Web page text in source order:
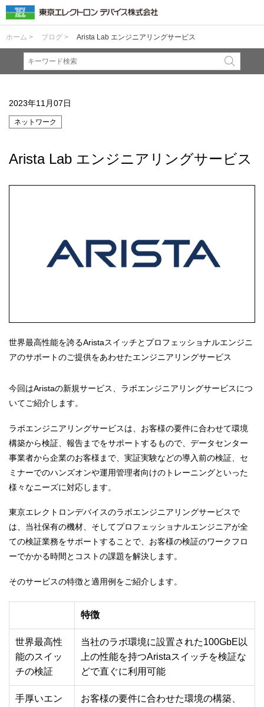
ホーム > ブログ > Arista Lab エンジニアリングサービス
2023年11月07日
ネットワーク
Arista Lab エンジニアリングサービス
世界最高性能を誇るAristaスイッチとプロフェッショナルエンジニ
アのサポートのご提供をあわせたエンジニアリングサービス
今回はAristaの新規サービス、ラボエンジニアリングサービスにつ
いてご紹介します。
ラボエンジニアリングサービスは、お客様の要件に合わせて環境
構築から検証、報告までをサポートするもので、データセンター
事業者から企業のお客様まで、実証実験などの導入前の検証、セ
ミナーでのハンズオンや運用管理者向けのトレーニングといった
様々なニーズに対応します。
東京エレクトロンデバイスのラボエンジニアリングサービスで
は、当社保有の機材、そしてプロフェッショナルエンジニアが全
ての検証業務をサポートすることで、お客様の検証のワークフロ
ーでかかる時間とコストの課題を解決します。
そのサービスの特徴と適用例をご紹介します。
特徴
世界最高性
能のスイッ
チの検証
当社のラボ環境に設置された100GbE以
上の性能を持つAristaスイッチを検証な
どで直ぐに利用可能
手厚いエン
お客様の要件に合わせた環境の構築、